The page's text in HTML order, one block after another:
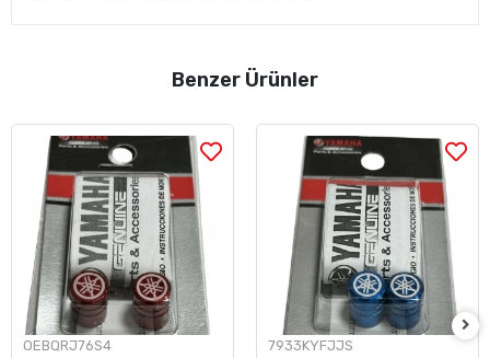
Benzer Ürünler
OEBQRJ76S4 7933KYFJJS